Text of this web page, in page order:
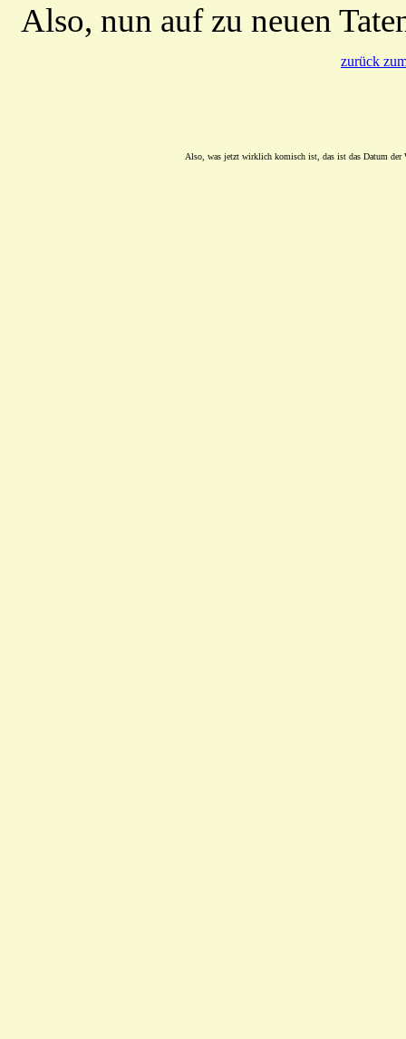
Also, nun auf zu neuen
zurück
Also, was jetzt wirklich komisch ist, das ist das Datum der